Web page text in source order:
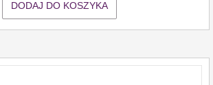
DODAJ DO KOSZYKA